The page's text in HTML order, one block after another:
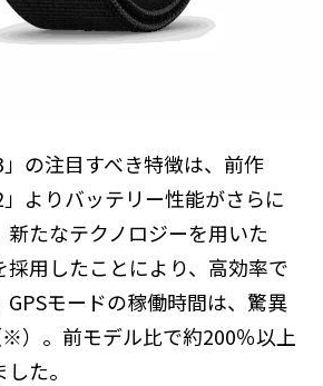
」の注目すべき特徴は、前作
」よりバッテリー性能がさらに
たなテクノロジーを用いた
採用したことにより、高効率で
モードの稼働時間は、驚異
）。前モデル比で約200％以上
た。